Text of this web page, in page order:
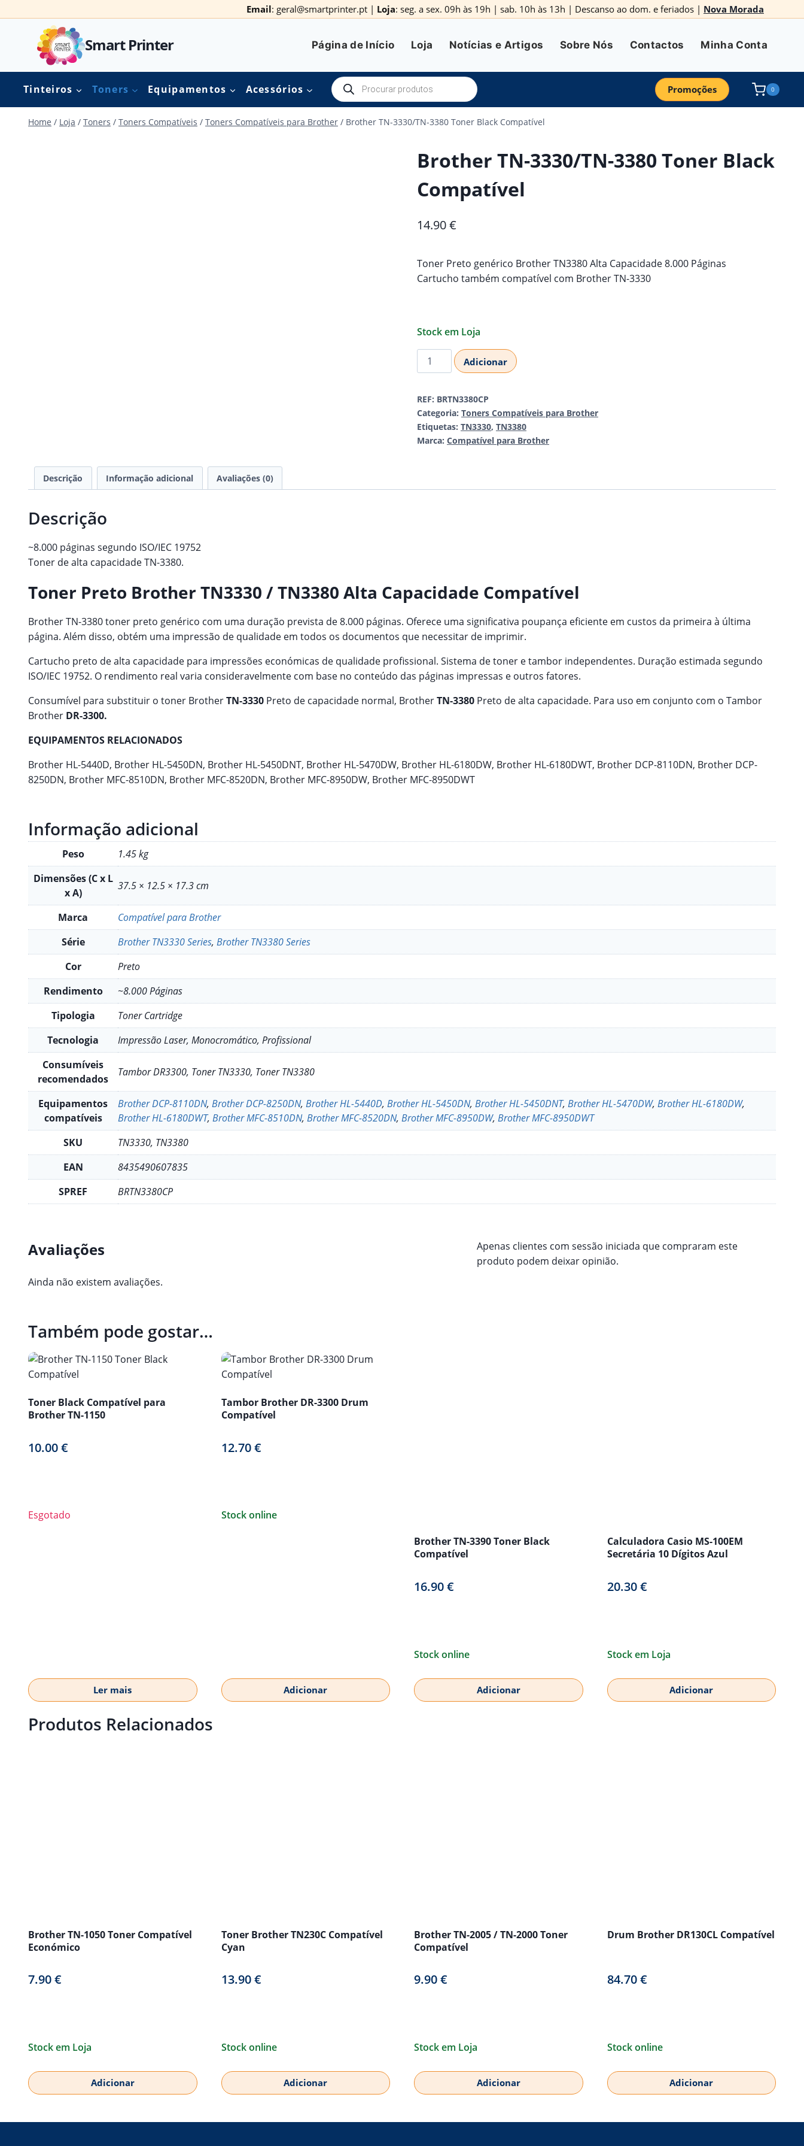
to
Email: geral@smartprinter.pt | Loja: seg. a sex. 09h às 19h | sab. 10h às 13h | Descanso ao dom. e feriados | Nova Morada
Smart Printer Página de Início Loja Notícias e Artigos Sobre Nós Contactos Minha Conta
Tinteiros Toners Equipamentos Acessórios
Products
search Promoções 0
Home / Loja / Toners / Toners Compatíveis / Toners Compatíveis para Brother / Brother TN-3330/TN-3380 Toner Black Compatível
Brother TN-3330/TN-3380 Toner Black
Compatível
14.90€
Toner Preto genérico Brother TN3380 Alta Capacidade 8.000 Páginas
Cartucho também compatível com Brother TN-3330
Stock em Loja
Quantidade
de
TN-
3330/TN-
3380
Toner
Adicionar
REF: BRTN3380CP
Categoria: Toners Compatíveis para Brother
Etiquetas: TN3330, TN3380
Marca: Compatível para Brother
Descrição Informação adicional Avaliações (0)
Descrição
~8.000 páginas segundo ISO/IEC 19752
Toner de alta capacidade TN-3380.
Toner Preto Brother TN3330 / TN3380 Alta Capacidade Compatível
Brother TN-3380 toner preto genérico com uma duração prevista de 8.000 páginas. Oferece uma significativa poupança eficiente em custos da primeira à última
página. Além disso, obtém uma impressão de qualidade em todos os documentos que necessitar de imprimir.
Cartucho preto de alta capacidade para impressões económicas de qualidade profissional. Sistema de toner e tambor independentes. Duração estimada segundo
ISO/IEC 19752. O rendimento real varia consideravelmente com base no conteúdo das páginas impressas e outros fatores.
Consumível para substituir o toner BrotherTN-3330 Preto de capacidade normal, BrotherTN-3380 Preto de alta capacidade. Para uso em conjunto com o Tambor
Brother DR-3300.
EQUIPAMENTOS RELACIONADOS
Brother HL-5440D, Brother HL-5450DN, Brother HL-5450DNT, Brother HL-5470DW, Brother HL-6180DW, Brother HL-6180DWT, Brother DCP-8110DN, Brother DCP-
8250DN, Brother MFC-8510DN, Brother MFC-8520DN, Brother MFC-8950DW, Brother MFC-8950DWT
Informação adicional
Peso
1.45 kg
Dimensões (C x L
x A)
37.5 × 12.5 × 17.3 cm
Marca
Compatível para Brother
Série
Brother TN3330 Series, Brother TN3380 Series
Cor
Preto
Rendimento
~8.000 Páginas
Tipologia
Toner Cartridge
Tecnologia
Impressão Laser, Monocromático, Profissional
Consumíveis
recomendados
Tambor DR3300, Toner TN3330, Toner TN3380
Equipamentos
compatíveis
Brother DCP-8110DN, Brother DCP-8250DN, Brother HL-5440D, Brother HL-5450DN, Brother HL-5450DNT, Brother HL-5470DW, Brother HL-6180DW,
Brother HL-6180DWT, Brother MFC-8510DN, Brother MFC-8520DN, Brother MFC-8950DW, Brother MFC-8950DWT
SKU
TN3330, TN3380
EAN
8435490607835
SPREF
BRTN3380CP
Avaliações
Ainda não existem avaliações.
Apenas clientes com sessão iniciada que compraram este
produto podem deixar opinião.
Também pode gostar…
Toner Black Compatível para
Brother TN-1150
10.00€
Esgotado
Ler mais
Tambor Brother DR-3300 Drum
Compatível
12.70€
Stock online
Adicionar
Brother TN-3390 Toner Black
Compatível
16.90€
Stock online
Adicionar
Calculadora Casio MS-100EM
Secretária 10 Dígitos Azul
20.30€
Stock em Loja
Adicionar
Produtos Relacionados
Brother TN-1050 Toner Compatível
Económico
7.90€
Stock em Loja
Adicionar
Toner Brother TN230C Compatível
Cyan
13.90€
Stock online
Adicionar
Brother TN-2005 / TN-2000 Toner
Compatível
9.90€
Stock em Loja
Adicionar
Drum Brother DR130CL Compatível
84.70€
Stock online
Adicionar